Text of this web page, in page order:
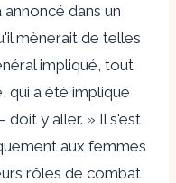
dans un
mènerait de telles
impliqué, tout
qui a été impliqué
doit y aller. » Il s'est
aux femmes
rôles de combat